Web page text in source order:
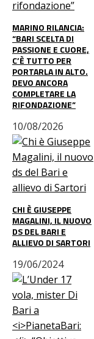
MARINO RILANCIA:
“BARI SCELTA DI
PASSIONE E CUORE,
C’È TUTTO PER
PORTARLA IN ALTO.
DEVO ANCORA
COMPLETARE LA
RIFONDAZIONE”
10/08/2026
CHI È GIUSEPPE
MAGALINI, IL NUOVO
DS DEL BARI E
ALLIEVO DI SARTORI
19/06/2024